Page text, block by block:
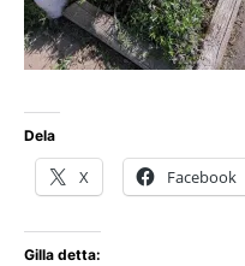
Dela
X Facebook
Gilla detta: